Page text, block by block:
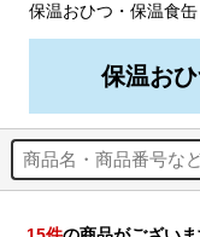
保温おひつ・保温食
保温お